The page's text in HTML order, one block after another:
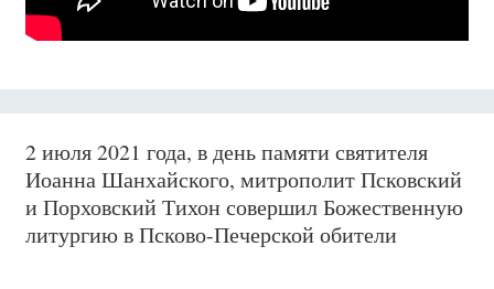
2 июля 2021 года, в день памяти святителя
Иоанна Шанхайского, митрополит Псковский
и Порховский Тихон совершил Божественную
литургию в Псково-Печерской обители